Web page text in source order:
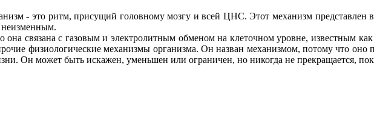
- это ритм, присущий головному мозгу и всей ЦНС. Этот механизм представлен
неизменным.
связана с газовым и электролитным обменом на клеточном уровне, известным
физиологические механизмы организма. Он назван механизмом, потому что оно
Он может быть искажен, уменьшен или ограничен, но никогда не прекращается,